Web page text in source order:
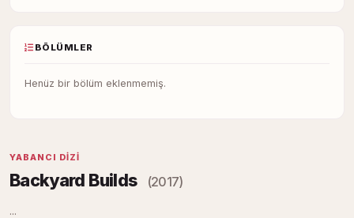
BÖLÜMLER
Henüz bir bölüm eklenmemiş.
YABANCI DIZI
Backyard Builds (2017)
...